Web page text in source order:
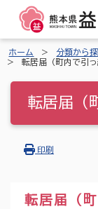
ホーム 分類から
転居届（町内で引っ
転居届（
印刷
転居届（